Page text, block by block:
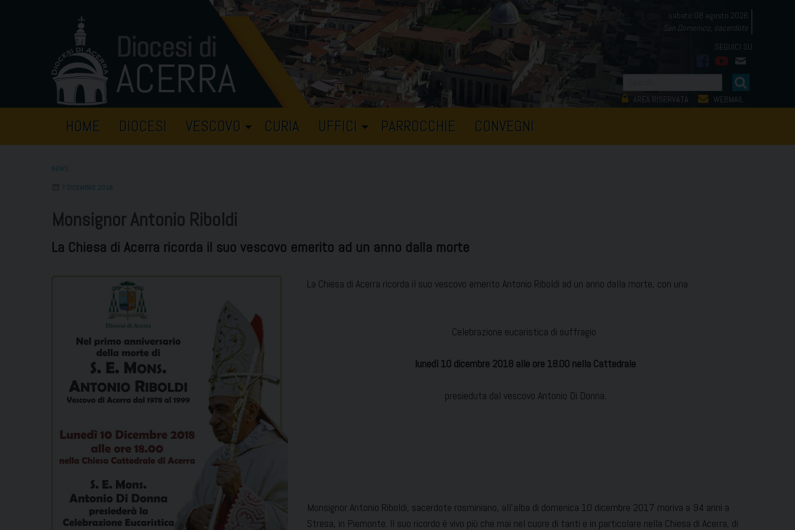
sabato 08 agosto 2026
San Domenico, sacerdote
facebook
youtube
mail
AREA RISERVATA WEBMAIL
HOME DIOCESI VESCOVO CURIA UFFICI PARROCCHIE CONVEGNI
NEWS
7 DICEMBRE 2018
Monsignor Antonio Riboldi
La Chiesa di Acerra ricorda il suo vescovo emerito ad un anno dalla morte
La Chiesa di Acerra ricorda il suo vescovo emerito Antonio Riboldi ad un anno dalla morte, con una
Celebrazione eucaristica di suffragio
lunedì 10 dicembre 2018 alle ore 18.00 nella Cattedrale
presieduta dal vescovo Antonio Di Donna.
Monsignor Antonio Riboldi, sacerdote rosminiano, all’alba di domenica 10 dicembre 2017 moriva a 94 anni a
Stresa, in Piemonte. Il suo ricordo è vivo più che mai nel cuore di tanti e in particolare nella Chiesa di Acerra, di